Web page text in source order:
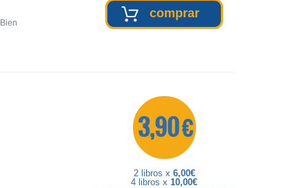
Bien
comprar
3,90 €
2 libros x 6,00€
4 libros x 10,00€